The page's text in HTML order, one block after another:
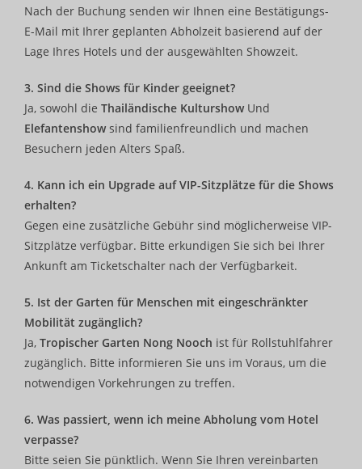
Nach der Buchung senden wir Ihnen eine Bestätigungs-
E-Mail mit Ihrer geplanten Abholzeit basierend auf der
Lage Ihres Hotels und der ausgewählten Showzeit.
3. Sind die Shows für Kinder geeignet?
Ja, sowohl die Thailändische Kulturshow Und
Elefantenshow sind familienfreundlich und machen
Besuchern jeden Alters Spaß.
4. Kann ich ein Upgrade auf VIP-Sitzplätze für die Shows
erhalten?
Gegen eine zusätzliche Gebühr sind möglicherweise VIP-
Sitzplätze verfügbar. Bitte erkundigen Sie sich bei Ihrer
Ankunft am Ticketschalter nach der Verfügbarkeit.
5. Ist der Garten für Menschen mit eingeschränkter
Mobilität zugänglich?
Ja, Tropischer Garten Nong Nooch ist für Rollstuhlfahrer
zugänglich. Bitte informieren Sie uns im Voraus, um die
notwendigen Vorkehrungen zu treffen.
6. Was passiert, wenn ich meine Abholung vom Hotel
verpasse?
Bitte seien Sie pünktlich. Wenn Sie Ihren vereinbarten